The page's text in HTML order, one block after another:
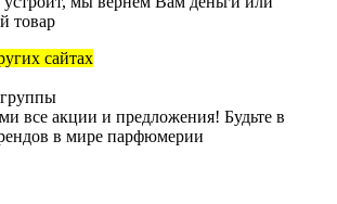
товар
сайтах
все акции и предложения! Будьте в
в мире парфюмерии